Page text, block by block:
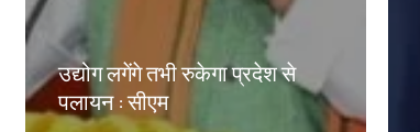
उद्योग लगेंगे तभी रुकेगा प्रदेश से
पलायन : सीएम